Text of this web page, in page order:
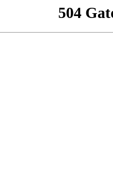
504